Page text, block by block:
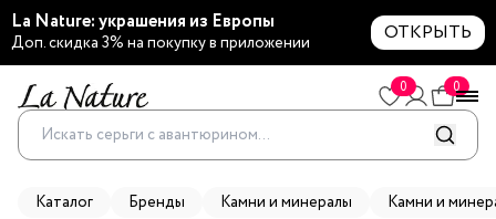
La Nature: украшения из Европы
Доп. скидка 3% на покупку в приложении ОТКРЫТЬ
0 0
Каталог Бренды Камни и минералы Камни и